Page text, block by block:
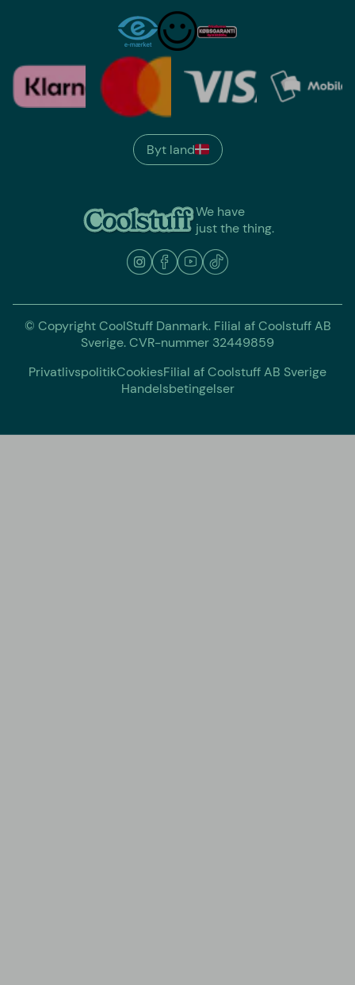
We have
just the thing.
Byt land
© Copyright CoolStuff Danmark. Filial af Coolstuff AB
Sverige. CVR-nummer 32449859
PrivatlivspolitikCookiesFilial af Coolstuff AB Sverige
Handelsbetingelser